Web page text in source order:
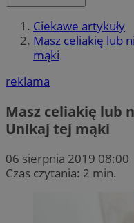
Ciekawe artykuły
Masz celiakię lub
mąki
reklama
Masz celiakię lub
Unikaj tej mąki
06 sierpnia 2019 08:00
Czas czytania: 2 min.